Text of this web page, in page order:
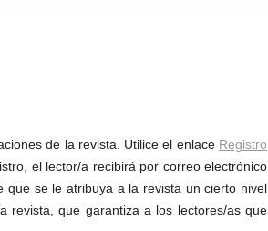
de la revista. Utilice el enlace Registro
el lector/a recibirá por correo electrónico
que se le atribuya a la revista un cierto nivel
revista, que garantiza a los lectores/as que